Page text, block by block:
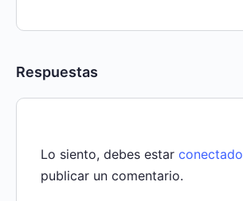
Respuestas
Lo siento, debes estar conectado
publicar un comentario.